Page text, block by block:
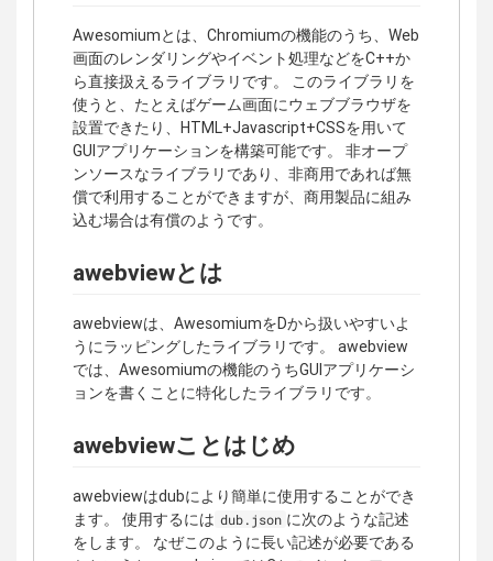
Awesomiumとは、Chromiumの機能のうち、Web
画面のレンダリングやイベント処理などをC++か
ら直接扱えるライブラリです。 このライブラリを
使うと、たとえばゲーム画面にウェブブラウザを
設置できたり、HTML+Javascript+CSSを用いて
GUIアプリケーションを構築可能です。 非オープ
ンソースなライブラリであり、非商用であれば無
償で利用することができますが、商用製品に組み
込む場合は有償のようです。
awebviewとは
awebviewは、AwesomiumをDから扱いやすいよ
うにラッピングしたライブラリです。 awebview
では、Awesomiumの機能のうちGUIアプリケーシ
ョンを書くことに特化したライブラリです。
awebviewことはじめ
awebviewはdubにより簡単に使用することができ
ます。 使用するには dub.json に次のような記述
をします。 なぜこのように長い記述が必要である